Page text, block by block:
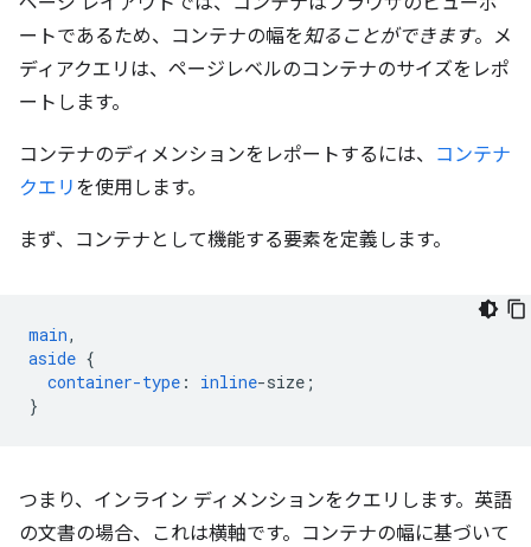
ートであるため、コンテナの幅を知ることができます。メ
ディアクエリは、ページレベルのコンテナのサイズをレポ
ートします。
コンテナのディメンションをレポートするには、 コンテナ
クエリ を使用します。
まず、コンテナとして機能する要素を定義します。
main,
aside {
container-type : inline-size ;
}
つまり、インライン ディメンションをクエリします。英語
の文書の場合、これは横軸です。コンテナの幅に基づいて